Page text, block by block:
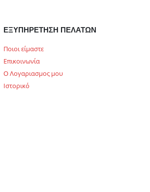
ΕΞΥΠΗΡΕΤΗΣΗ ΠΕΛΑΤΩΝ
Ποιοι είμαστε
Επικοινωνία
Ο Λογαριασμος μου
Ιστορικό